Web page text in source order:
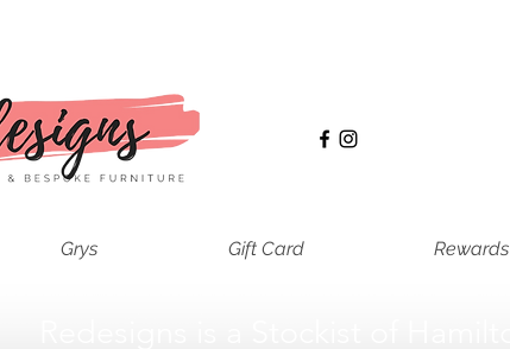
Grys Gift Card Rewards